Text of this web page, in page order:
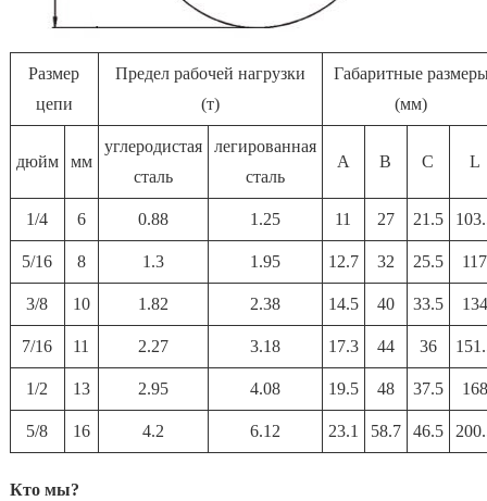
Размер
цепи
Предел рабочей нагрузки
(т)
Габаритные
(мм)
дюйм мм
углеродистая
сталь
легированная
сталь
A B C L
1/4 6 0.88 1.25 11 27 21.5
5/16 8 1.3 1.95 12.7 32 25.5 117
3/8 10 1.82 2.38 14.5 40 33.5 134
7/16 11 2.27 3.18 17.3 44 36
1/2 13 2.95 4.08 19.5 48 37.5 168
5/8 16 4.2 6.12 23.1 58.7 46.5
Кто мы?